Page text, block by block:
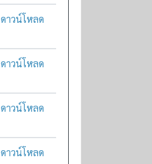
ดาวน์โหลด
ดาวน์โหลด
ดาวน์โหลด
ดาวน์โหลด